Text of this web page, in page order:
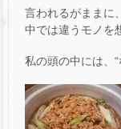
言われるがままに
中では違うモノを
私の頭の中には、“